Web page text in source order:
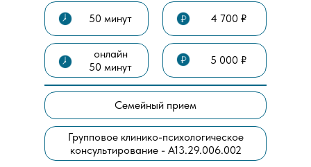
4 700 ₽
50 минут
5 000 ₽
онлайн
50 минут
Семейный прием
Групповое клинико-психологическое
консультирование - А13.29.006.002